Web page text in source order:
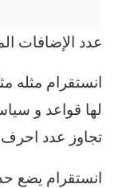
عدد الإضافات
انستقرام مثله
لها قواعد و
تجاوز عدد
انستقرام يضع